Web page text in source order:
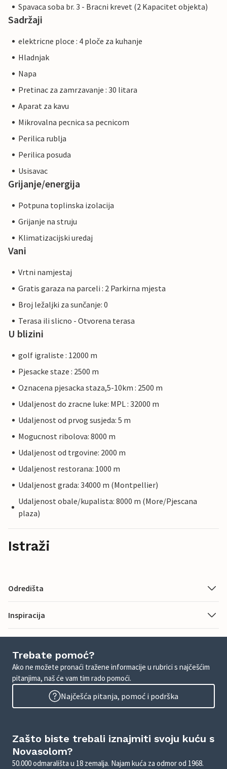
Spavaca soba br. 3 - Bracni krevet (2 Kapacitet objekta)
Sadržaji
elektricne ploce : 4 ploče za kuhanje
Hladnjak
Napa
Pretinac za zamrzavanje : 30 litara
Aparat za kavu
Mikrovalna pecnica sa pecnicom
Perilica rublja
Perilica posuda
Usisavac
Grijanje/energija
Potpuna toplinska izolacija
Grijanje na struju
Klimatizacijski uredaj
Vani
Vrtni namjestaj
Gratis garaza na parceli : 2 Parkirna mjesta
Broj ležaljki za sunčanje: 0
Terasa ili slicno - Otvorena terasa
U blizini
golf igraliste : 12000 m
Pjesacke staze : 2500 m
Oznacena pjesacka staza,5-10km : 2500 m
Udaljenost do zracne luke: MPL : 32000 m
Udaljenost od prvog susjeda: 5 m
Mogucnost ribolova: 8000 m
Udaljenost od trgovine: 2000 m
Udaljenost restorana: 1000 m
Udaljenost grada: 34000 m (Montpellier)
Udaljenost obale/kupalista: 8000 m (More/Pjescana
plaza)
Istraži
Odredišta
Inspiracija
Trebate pomoć?
Ako ne možete pronaći tražene informacije u rubrici s najčešćim
pitanjima, naš će vam tim rado pomoći.
Najčešća pitanja, pomoć i podrška
Zašto biste trebali iznajmiti svoju kuću s
Novasolom?
50.000 odmarališta u 18 zemalja. Najam kuća za odmor od 1968.